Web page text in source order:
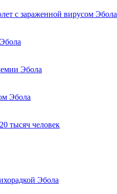
с зараженной вирусом Эбола
Эбола
Эбола
тысяч человек
Эбола